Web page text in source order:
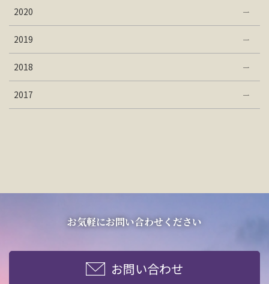
2020
2019
2018
2017
お気軽にお問い合わせください
お問い合わせ